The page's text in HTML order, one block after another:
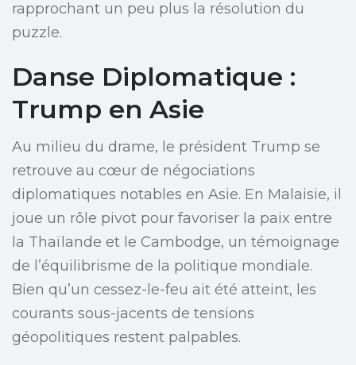
rapprochant un peu plus la résolution du
puzzle.
Danse Diplomatique :
Trump en Asie
Au milieu du drame, le président Trump se
retrouve au cœur de négociations
diplomatiques notables en Asie. En Malaisie, il
joue un rôle pivot pour favoriser la paix entre
la Thaïlande et le Cambodge, un témoignage
de l’équilibrisme de la politique mondiale.
Bien qu’un cessez-le-feu ait été atteint, les
courants sous-jacents de tensions
géopolitiques restent palpables.